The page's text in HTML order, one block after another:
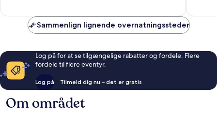
anmeldelser
Sammenlign lignende overnatningssteder
Log på for at se tilgængelige rabatter og fordele. Flere
fordele til flere eventyr.
Log på Tilmeld dig nu – det er gratis
Om området